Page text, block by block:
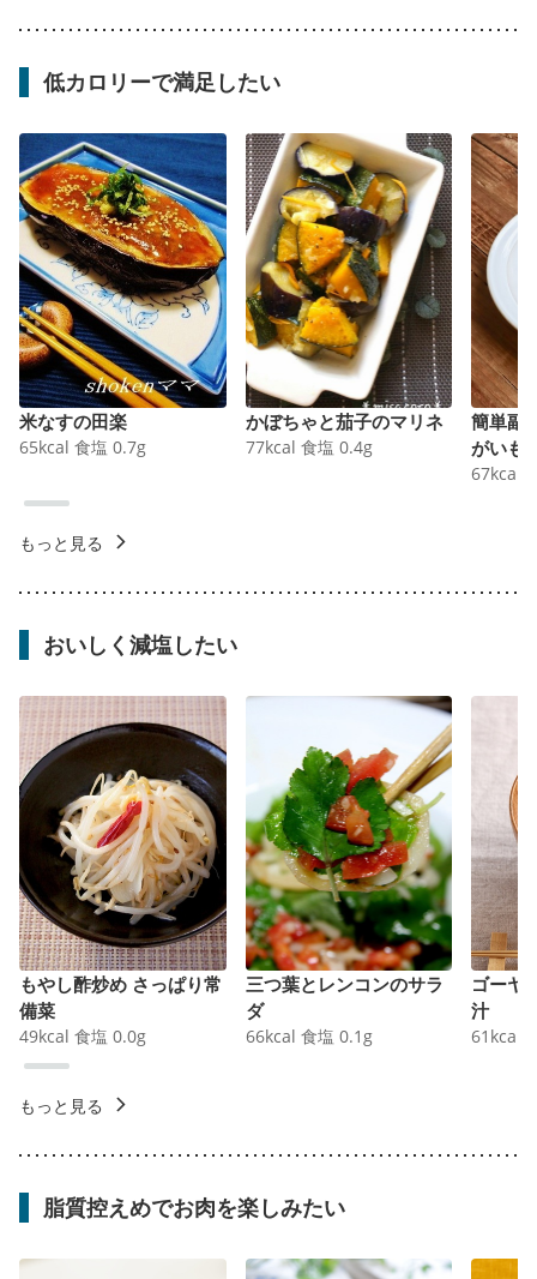
低カロリーで満足したい
米なすの田楽
65kcal 食塩 0.7g
かぼちゃと茄子のマリネ
77kcal 食塩 0.4g
簡単副
がいも
67kcal
もっと見る
おいしく減塩したい
もやし酢炒め さっぱり常
備菜
49kcal 食塩 0.0g
三つ葉とレンコンのサラ
ダ
66kcal 食塩 0.1 g
ゴーヤ
汁
61 kcal
もっと見る
脂質控えめでお肉を楽しみたい